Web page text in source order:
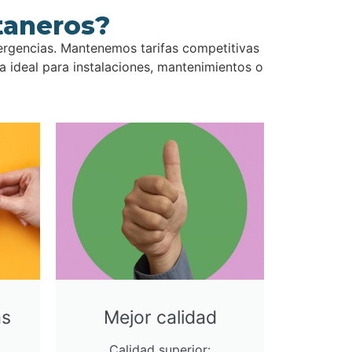
Mantenemos tarifas competitivas
ideal para instalaciones, mantenimientos o
Mejor calidad